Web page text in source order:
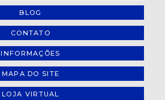
BLOG
CONTATO
INFORMAÇÕES
MAPA DO SITE
LOJA VIRTUAL